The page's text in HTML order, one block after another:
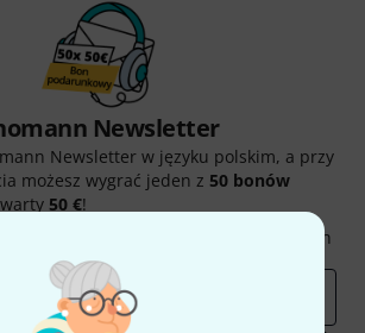
Newsletter
Newsletter w języku polskim, a przy
możesz wygrać jeden z 50 bonów
warty 50 €!
Spostrzeżenia Thomann